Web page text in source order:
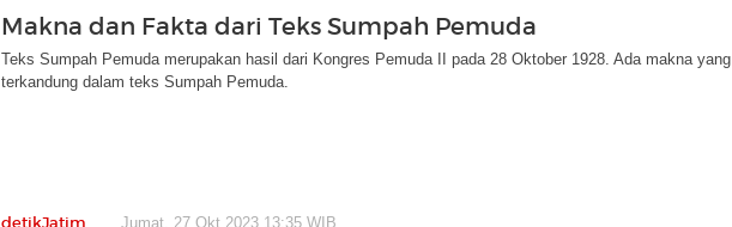
Makna dan Fakta dari Teks Sumpah Pemuda
Teks Sumpah Pemuda merupakan hasil dari Kongres Pemuda II pada 28 Oktober 1928. Ada makna yang
terkandung dalam teks Sumpah Pemuda.
detikJatim Jumat, 27 Okt 2023 13:35 WIB